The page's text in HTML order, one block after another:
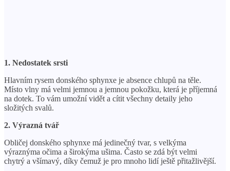
1. Nedostatek srsti
Hlavním rysem donského sphynxe je absence chlupů na těle.
Místo vlny má velmi jemnou a jemnou pokožku, která je příjemná
na dotek. To vám umožní vidět a cítit všechny detaily jeho
složitých svalů.
2. Výrazná tvář
Obličej donského sphynxe má jedinečný tvar, s velkýma
výraznýma očima a širokýma ušima. Často se zdá být velmi
chytrý a všímavý, díky čemuž je pro mnoho lidí ještě přitažlivější.